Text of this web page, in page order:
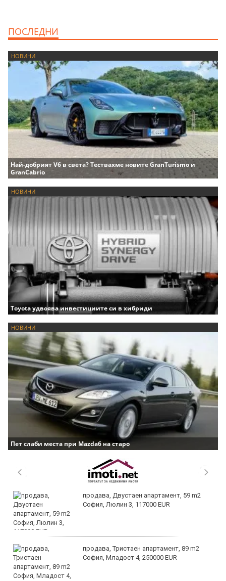
ПОСЛЕДНИ
НОВИНИ
Най-добрият V6 в света? Тествахме новите GranTurismo и
GranCabrio
НОВИНИ
Toyota удвоява инвестициите си в хибриди
НОВИНИ
Пет слаби места при Mazda6 на старо
продава, Двустаен апартамент, 59 m2
София, Люлин 3, 117000 EUR
продава, Тристаен апартамент, 89 m2
София, Младост 4, 250000 EUR